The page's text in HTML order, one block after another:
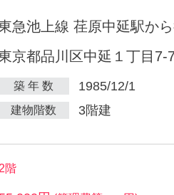
急池上線 荏原中延駅か
京都品川区中延１丁目7-
築 年 数 1985/12/1
建物階数 3階建
2階